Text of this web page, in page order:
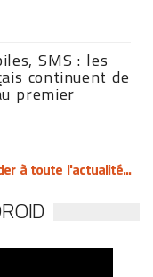
SMS : les
continuent de
premier
à toute l'actualité...